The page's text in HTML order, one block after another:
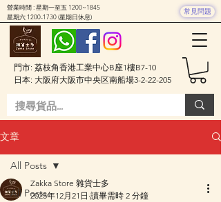
門市: 荔枝角香港工業中心B座1樓B7-10
日本: 大阪府大阪市中央区南船場3-2-22-205
營業時間 : 星期一至五 1200~1845
星期六 1200-1730(星期日休息)
常見問題
文章
All Posts
All Posts
Zakka Store 雜貨士多
2025年12月21日 讀畢需時 2 分鐘